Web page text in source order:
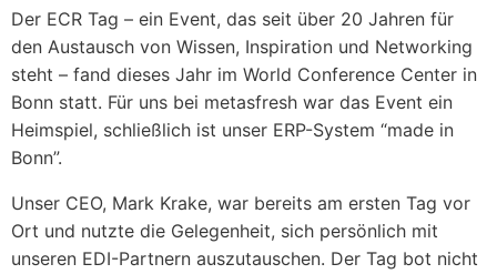
Der ECR Tag – ein Event, das seit über 20 Jahren für
den Austausch von Wissen, Inspiration und Networking
steht – fand dieses Jahr im World Conference Center in
Bonn statt. Für uns bei metasfresh war das Event ein
Heimspiel, schließlich ist unser ERP-System “made in
Bonn”.
Unser CEO, Mark Krake, war bereits am ersten Tag vor
Ort und nutzte die Gelegenheit, sich persönlich mit
unseren EDI-Partnern auszutauschen. Der Tag bot nicht